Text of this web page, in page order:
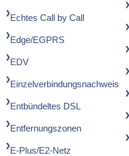
Echtes Call by Call
Edge/EGPRS
EDV
Einzelverbindungsnachweis
Entbündeltes DSL
Entfernungszonen
E-Plus/E2-Netz